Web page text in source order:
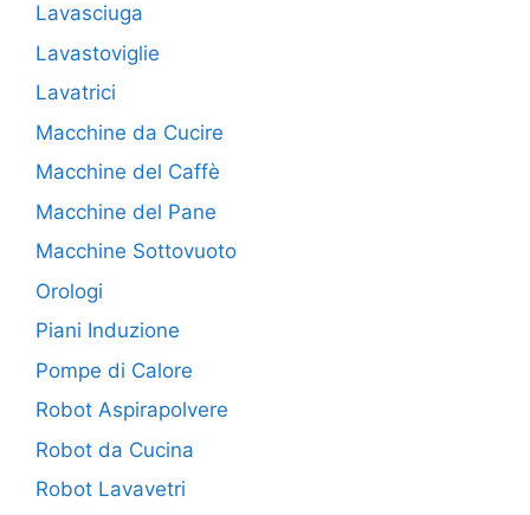
Lavasciuga
Lavastoviglie
Lavatrici
Macchine da Cucire
Macchine del Caffè
Macchine del Pane
Macchine Sottovuoto
Orologi
Piani Induzione
Pompe di Calore
Robot Aspirapolvere
Robot da Cucina
Robot Lavavetri